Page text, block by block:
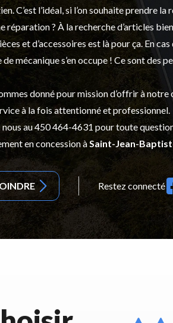
. C’est l’idéal, si l’on souhaite prendre
réparation ? À la recherche d’articles
et d’accessoires est là pour ça. En
mécanique s’en occupe ! Ce sont des
donné pour mission d’offrir à notre
à la fois attentionné et professionnel.
nous au450 464-4631 pour toute
en concession àSaint-Jean-
Restez connecté